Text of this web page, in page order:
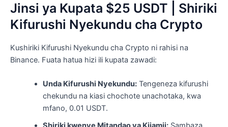
Jinsi ya Kupata $25 USDT | Shiriki
Kifurushi Nyekundu cha Crypto
Kushiriki Kifurushi Nyekundu cha Crypto ni rahisi na
Binance. Fuata hatua hizi ili kupata zawadi:
Unda Kifurushi Nyekundu:Tengeneza kifurushi
chekundu na kiasi chochote unachotaka, kwa
mfano, 0.01 USDT.